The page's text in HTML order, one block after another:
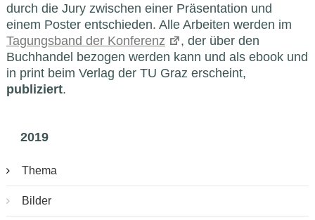
durch die Jury zwischen einer Präsentation und
einem Poster entschieden. Alle Arbeiten werden im
Tagungsband der Konferenz
, der über den
Buchhandel bezogen werden kann und als ebook und
in print beim Verlag der TU Graz erscheint,
publiziert.
2019
Thema
Bilder